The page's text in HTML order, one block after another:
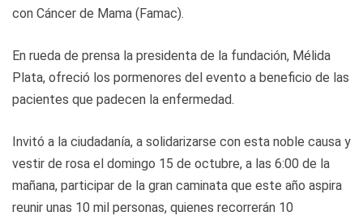
con Cáncer de Mama (Famac).
En rueda de prensa la presidenta de la fundación, Mélida
Plata, ofreció los pormenores del evento a beneficio de las
pacientes que padecen la enfermedad.
Invitó a la ciudadanía, a solidarizarse con esta noble causa y
vestir de rosa el domingo 15 de octubre, a las 6:00 de la
mañana, participar de la gran caminata que este año aspira
reunir unas 10 mil personas, quienes recorrerán 10